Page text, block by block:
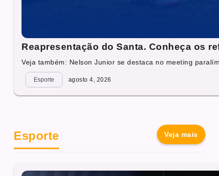
Reapresentação do Santa. Conheça os
Veja também: Nelson Junior se destaca no meeting
Esporte agosto 4, 2026
Esporte Veja mais